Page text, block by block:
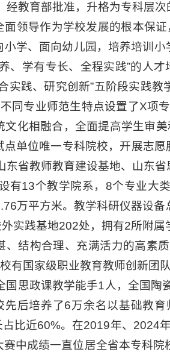
教育部批准，升格为专科层次
领导作为学校发展的根本保
学、面向幼儿园，培养培训
、学有专长、全程实践”的人
实践、研究创新”五阶段实践
同专业师范生特点设置了X项
化相融合，全面提高学生审
单位唯一专科院校，开展志
东省教师教育建设基地、山东
有13个教学院系，8个专业大
万平方米。教学科研仪器设
实践基地202处，拥有2所附属
、结构合理、充满活力的高素
有国家级职业教育教师创新
思政课教学能手1人，全国
后培养了6万余名以基础教
比近60%。在2019年、2024
中成绩一直位居全省本专科